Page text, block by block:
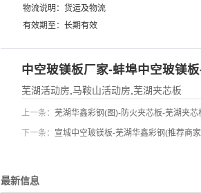
物流说明：货运及物流
有效期至：长期有效
中空玻镁板厂家-蚌埠中空玻镁
芜湖活动房 马鞍山活动房 芜湖夹芯板
上一条： 芜湖华鑫彩钢(图)-防火夹芯板-芜湖夹芯
下一条： 宣城中空玻镁板-芜湖华鑫彩钢(推荐商
最新信息